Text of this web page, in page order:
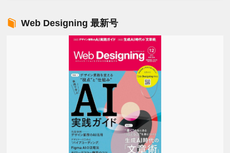
Web Designing 最新号